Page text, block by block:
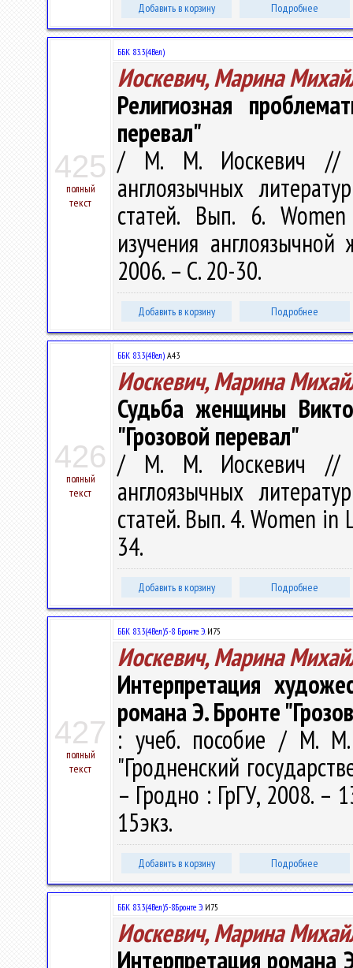
Добавить в корзину Подробнее
425
полный
текст
ББК 83.3(4Вел)
Иоскевич, Марина
Религиозная
перевал"
/ М. М. Иоскевич //
англоязычных
статей. Вып. 6.
изучения
2006. – С. 20-30.
Добавить в корзину Подробнее
426
полный
текст
ББК 83.3(4Вел) А43
Иоскевич, Марина
Судьба женщины
"Грозовой перевал"
/ М. М. Иоскевич //
англоязычных
статей. Вып. 4. Women
34.
Добавить в корзину Подробнее
427
полный
текст
ББК 83.3(4Вел)5-8 Бронте Э.И75
Иоскевич, Марина
Интерпретация
романа Э. Бронте
: учеб. пособие / М. М.
"Гродненский
– Гродно : ГрГУ, 2008. –
15экз.
Добавить в корзину Подробнее
ББК 83.3(4Вел)5-8Бронте Э.И75
Иоскевич, Марина
Интерпретация романа